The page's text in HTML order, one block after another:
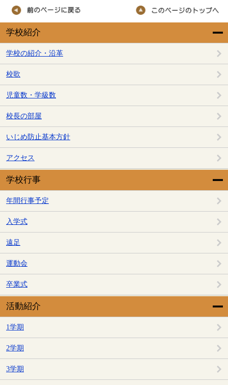
学校紹介
学校の紹介・沿革
校歌
児童数・学級数
校長の部屋
いじめ防止基本方針
アクセス
学校行事
年間行事予定
入学式
遠足
運動会
卒業式
活動紹介
1学期
2学期
3学期